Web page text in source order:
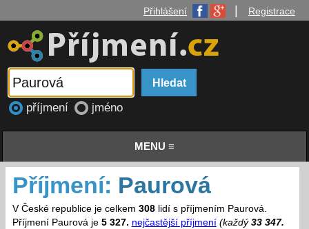
Přihlášení Registrace
příjmení jméno
MENU ≡
Příjmení: Paurová
V České republice je celkem 308lidí s příjmením Paurová.
Příjmení Paurová je 5 327. nejčastější příjmení (každý 33 347.